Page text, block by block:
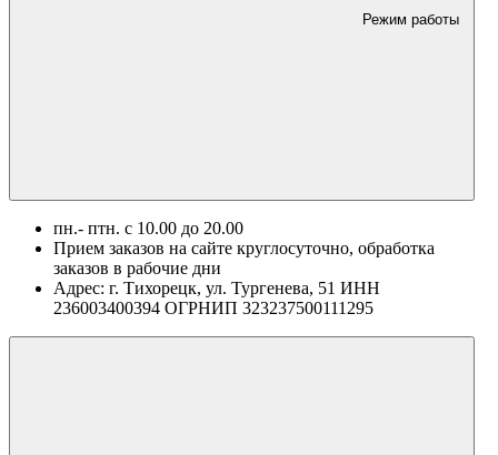
Режим работы
пн.- птн. c 10.00 до 20.00
Прием заказов на сайте круглосуточно, обработка
заказов в рабочие дни
Адрес: г. Тихорецк, ул. Тургенева, 51 ИНН
236003400394 ОГРНИП 323237500111295